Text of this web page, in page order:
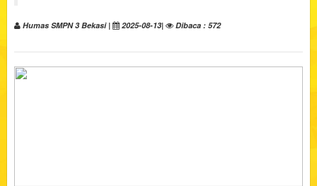
Humas SMPN 3 Bekasi | 2025-08-13| Dibaca : 572